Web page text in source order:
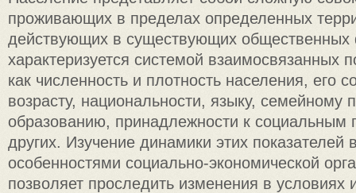
проживающих в пределах определенных
действующих в существующих
характеризуется системой взаимосвязанных
как численность и плотность населения, его
возрасту, национальности, языку, семейному
образованию, принадлежности к социальным
других. Изучение динамики этих показателей
особенностями социально-экономической
позволяет проследить изменения в условиях